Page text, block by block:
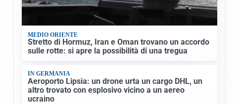
MEDIO ORIENTE
Stretto di Hormuz, Iran e Oman trovano un accordo
sulle rotte: si apre la possibilità di una tregua
IN GERMANIA
Aeroporto Lipsia: un drone urta un cargo DHL, un
altro trovato con esplosivo vicino a un aereo
ucraino